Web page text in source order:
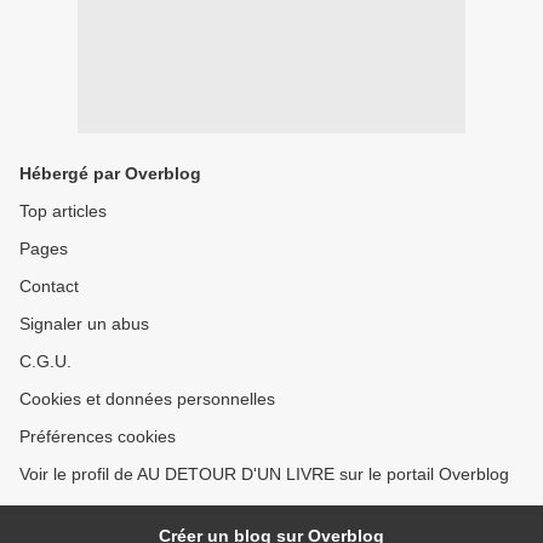
Hébergé par Overblog
Top articles
Pages
Contact
Signaler un abus
C.G.U.
Cookies et données personnelles
Préférences cookies
Voir le profil de AU DETOUR D'UN LIVRE sur le portail Overblog
Créer un blog sur Overblog